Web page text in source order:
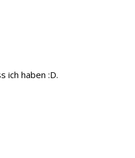
ich haben :D.